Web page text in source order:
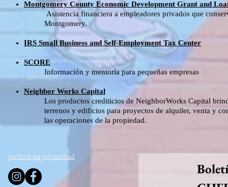
Montgomery County Economic Development Grant and
Asistencia financiera a empleadores privados que
Montgomery.
IRS Small Business and Self-Employment Tax Center
SCORE
Información y mentoría para pequeñas empresas
Neighbor Works Capital
Los productos crediticios de NeighborWorks Capital
terrenos y edificios para proyectos de alquiler, venta y
las operaciones de la propiedad.
política de privacidad